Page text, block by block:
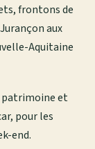
frontons de
aux
Aquitaine
patrimoine et
pour les
end.